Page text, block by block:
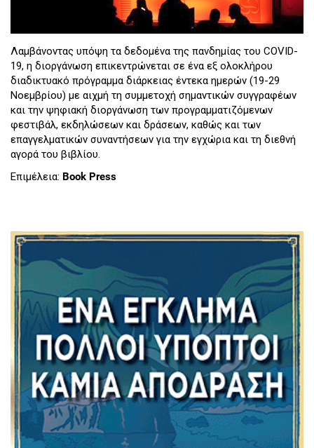
Λαμβάνοντας υπόψη τα δεδομένα της πανδημίας του COVID-
19, η διοργάνωση επικεντρώνεται σε ένα εξ ολοκλήρου
διαδικτυακό πρόγραμμα διάρκειας έντεκα ημερών (19-29
Νοεμβρίου) με αιχμή τη συμμετοχή σημαντικών συγγραφέων
και την ψηφιακή διοργάνωση των προγραμματιζόμενων
φεστιβάλ, εκδηλώσεων και δράσεων, καθώς και των
επαγγελματικών συναντήσεων για την εγχώρια και τη διεθνή
αγορά του βιβλίου.
Επιμέλεια: Book Press